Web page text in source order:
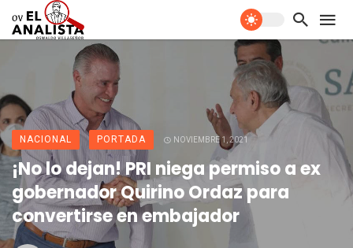
NACIONAL PORTADA NOVIEMBRE 1, 2021
¡No lo dejan! PRI niega permiso a ex
gobernador Quirino Ordaz para
convertirse en embajador